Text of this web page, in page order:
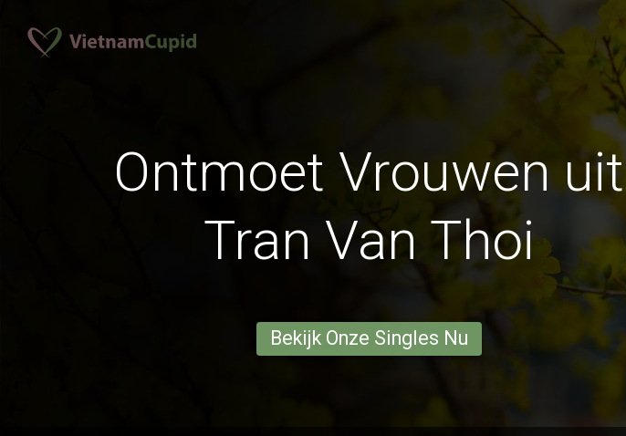
Ontmoet Vrouwen uit
Tran Van Thoi
Bekijk Onze Singles Nu